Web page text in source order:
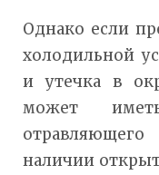
Однако если
холодильной
и утечка в
может
наличии